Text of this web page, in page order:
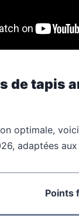
de tapis
optimale,
adaptées
Points